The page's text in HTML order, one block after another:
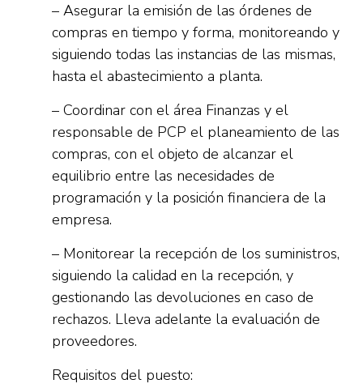
– Asegurar la emisión de las órdenes de
compras en tiempo y forma, monitoreando y
siguiendo todas las instancias de las mismas,
hasta el abastecimiento a planta.
– Coordinar con el área Finanzas y el
responsable de PCP el planeamiento de las
compras, con el objeto de alcanzar el
equilibrio entre las necesidades de
programación y la posición financiera de la
empresa.
– Monitorear la recepción de los suministros,
siguiendo la calidad en la recepción, y
gestionando las devoluciones en caso de
rechazos. Lleva adelante la evaluación de
proveedores.
Requisitos del puesto: